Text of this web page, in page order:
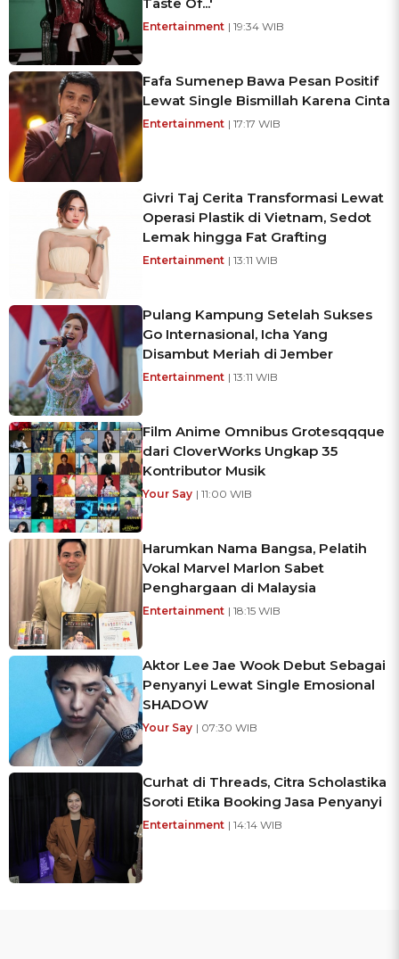
Entertainment | 19:34 WIB
Fafa Sumenep Bawa Pesan Positif
Lewat Single Bismillah Karena Cinta
Entertainment | 17:17 WIB
Givri Taj Cerita Transformasi Lewat
Operasi Plastik di Vietnam, Sedot
Lemak hingga Fat Grafting
Entertainment | 13:11 WIB
Pulang Kampung Setelah Sukses
Go Internasional, Icha Yang
Disambut Meriah di Jember
Entertainment | 13:11 WIB
Film Anime Omnibus Grotesqqque
dari CloverWorks Ungkap 35
Kontributor Musik
Your Say | 11:00 WIB
Harumkan Nama Bangsa, Pelatih
Vokal Marvel Marlon Sabet
Penghargaan di Malaysia
Entertainment | 18:15 WIB
Aktor Lee Jae Wook Debut Sebagai
Penyanyi Lewat Single Emosional
SHADOW
Your Say | 07:30 WIB
Curhat di Threads, Citra Scholastika
Soroti Etika Booking Jasa Penyanyi
Entertainment | 14:14 WIB